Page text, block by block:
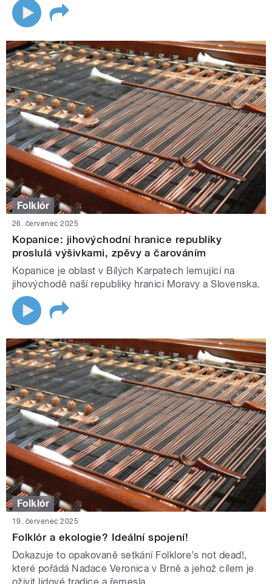
Folklór
26. červenec 2025
Kopanice: jihovýchodní hranice republiky
proslulá výšivkami, zpěvy a čarováním
Kopanice je oblast v Bílých Karpatech lemující na
jihovýchodě naší republiky hranici Moravy a Slovenska.
Folklór
19. červenec 2025
Folklór a ekologie? Ideální spojení!
Dokazuje to opakovaně setkání Folklore’s not dead!,
které pořádá Nadace Veronica v Brně a jehož cílem je